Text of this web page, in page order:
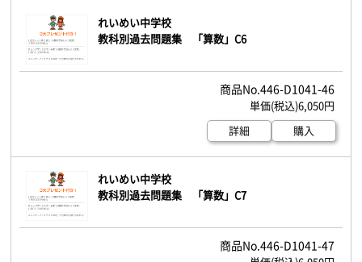
れいめい中学校
教科別過去問題集 「算数」C6
446-D1041-46
6,050円
詳細
購入
れいめい中学校
教科別過去問題集 「算数」C7
446-D1041-47